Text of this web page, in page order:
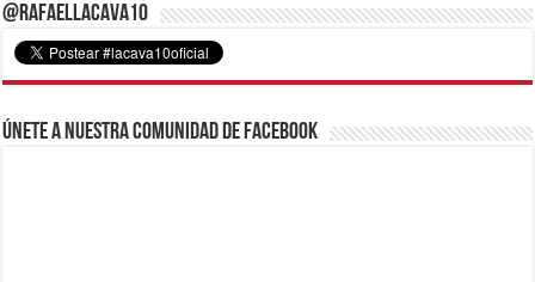
@RafaelLacava10
Únete a nuestra comunidad de Facebook